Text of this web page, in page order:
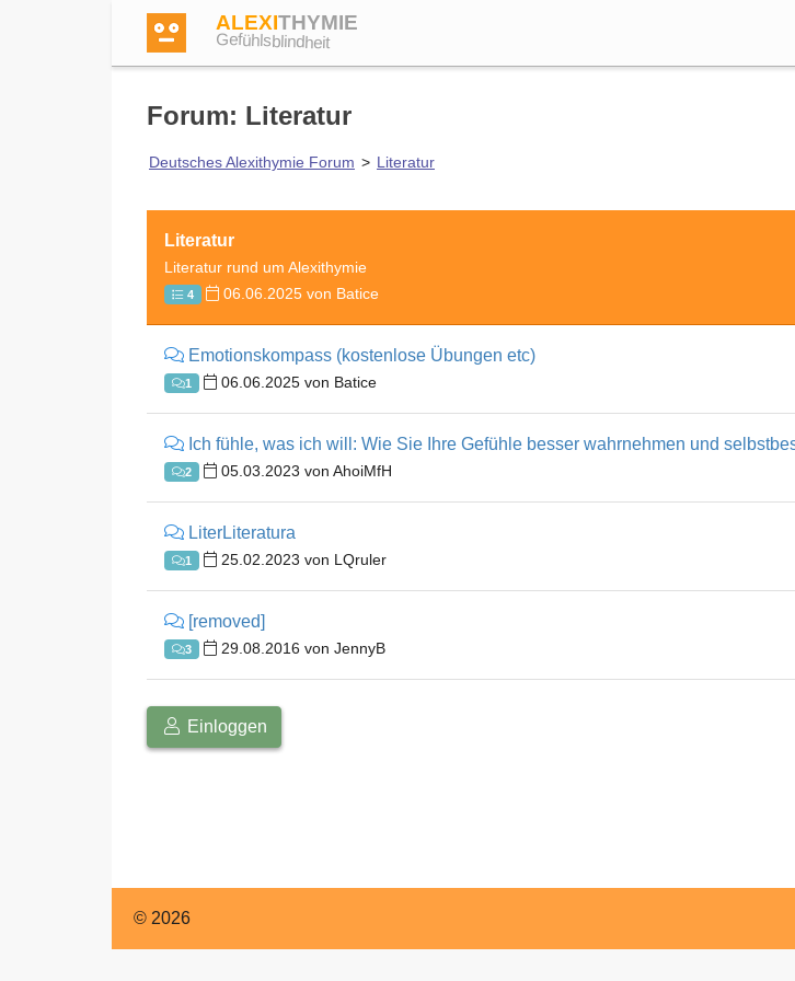
ALEXITHYMIE
Gefühlsblindheit
Test
Forum
Forum: Literatur
Deutsches Alexithymie Forum > Literatur
Literatur
Literatur rund um Alexithymie
4 06.06.2025 von Batice
Emotionskompass (kostenlose Übungen etc)
1 06.06.2025 von Batice
Ich fühle, was ich will: Wie Sie Ihre Gefühle besser wahrnehmen und
2 05.03.2023 von AhoiMfH
LiterLiteratura
1 25.02.2023 von LQruler
[removed]
3 29.08.2016 von JennyB
Einloggen
© 2026